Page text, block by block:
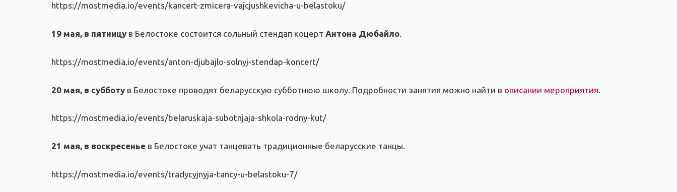
https://mostmedia.io/events/kancert-zmicera-vajcjushkevicha-u-belastoku/
19 мая, в пятницу в Белостоке состоится сольный стендап коцерт Антона Дюбайло.
https://mostmedia.io/events/anton-djubajlo-solnyj-stendap-koncert/
20 мая, в субботу в Белостоке проводят беларусскую субботнюю школу. Подробности занятия можно найти в описании мероприятия
https://mostmedia.io/events/belaruskaja-subotnjaja-shkola-rodny-kut/
21 мая, в воскресенье в Белостоке учат танцевать традиционные беларусские танцы.
https://mostmedia.io/events/tradycyjnyja-tancy-u-belastoku-7/